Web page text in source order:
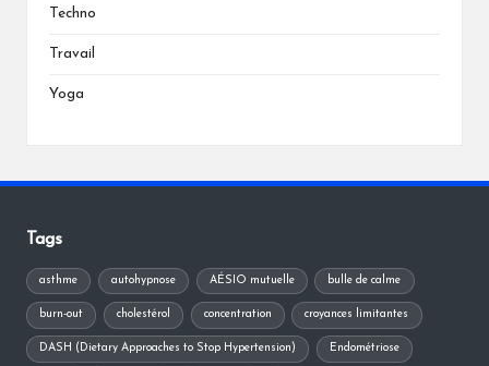
Techno
Travail
Yoga
Tags
asthme autohypnose AÉSIO mutuelle bulle de calme
burn-out cholestérol concentration croyances limitantes
DASH (Dietary Approaches to Stop Hypertension) Endométriose